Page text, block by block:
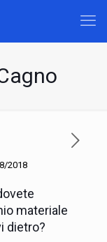
2018
materiale
dietro?